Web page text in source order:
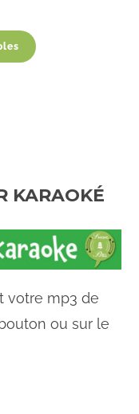
KARAOKÉ
votre mp3 de
ou sur le